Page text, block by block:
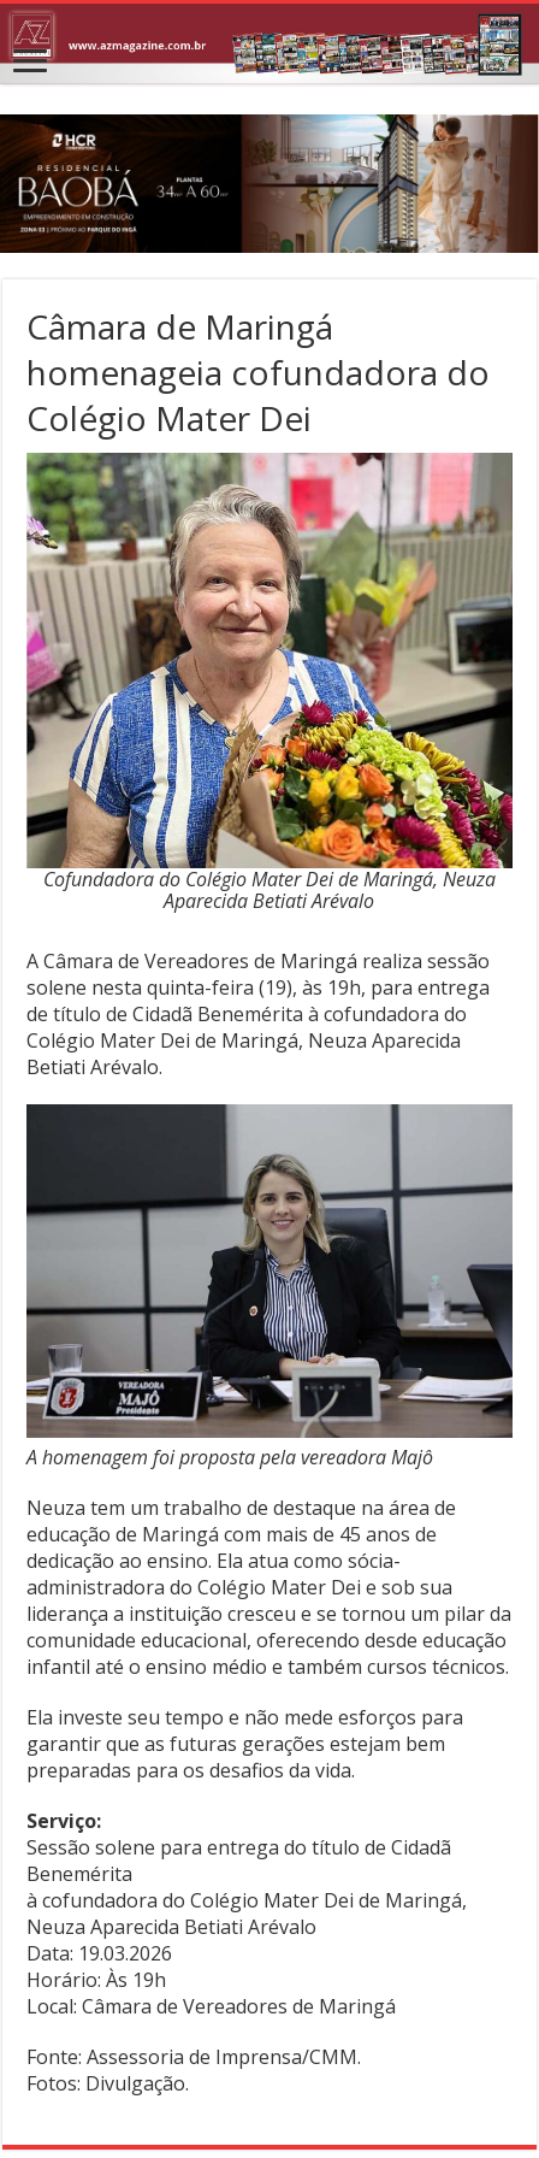
Câmara de Maringá
homenageia cofundadora do
Colégio Mater Dei
Cofundadora do Colégio Mater Dei de Maringá, Neuza
Aparecida Betiati Arévalo
A Câmara de Vereadores de Maringá realiza sessão
solene nesta quinta-feira (19), às 19h, para entrega
de título de Cidadã Benemérita à cofundadora do
Colégio Mater Dei de Maringá, Neuza Aparecida
Betiati Arévalo.
A homenagem foi proposta pela vereadora Majô
Neuza tem um trabalho de destaque na área de
educação de Maringá com mais de 45 anos de
dedicação ao ensino. Ela atua como sócia-
administradora do Colégio Mater Dei e sob sua
liderança a instituição cresceu e se tornou um pilar da
comunidade educacional, oferecendo desde educação
infantil até o ensino médio e também cursos técnicos.
Ela investe seu tempo e não mede esforços para
garantir que as futuras gerações estejam bem
preparadas para os desafios da vida.
Serviço:
Sessão solene para entrega do título de Cidadã
Benemérita
à cofundadora do Colégio Mater Dei de Maringá,
Neuza Aparecida Betiati Arévalo
Data: 19.03.2026
Horário: Às 19h
Local: Câmara de Vereadores de Maringá
Fonte: Assessoria de Imprensa/CMM.
Fotos: Divulgação.